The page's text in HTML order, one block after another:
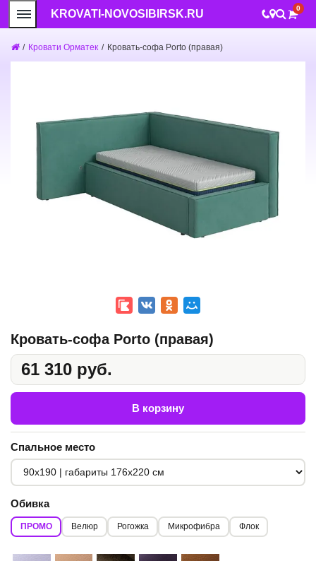
KROVATI-NOVOSIBIRSK.RU 0
/ Кровати Орматек / Кровать-софа Porto (правая)
Кровать-софа Porto (правая)
61 310 руб.
В корзину
Спальное место
Обивка
ПРОМО Велюр Рогожка Микрофибра Флок